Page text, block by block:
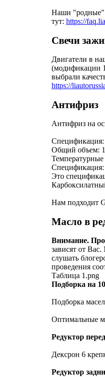
Наши "родные"
тут: https://
Cвечи
Двигатели в
(модификации
выбрали
https://
Антифриз
Антифриз на
Общий объем:
Температурные
Это
Нам подходит
Масло в
Внимание.
зависят от
слушать
проведения
Таблица 1.png
Подборка на
Подборка
Оптимальные
Редуктор
Дексрон 6
Редуктор